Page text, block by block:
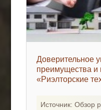
Доверительное
преимущества и
«Риэлторские
Источник: Обзор